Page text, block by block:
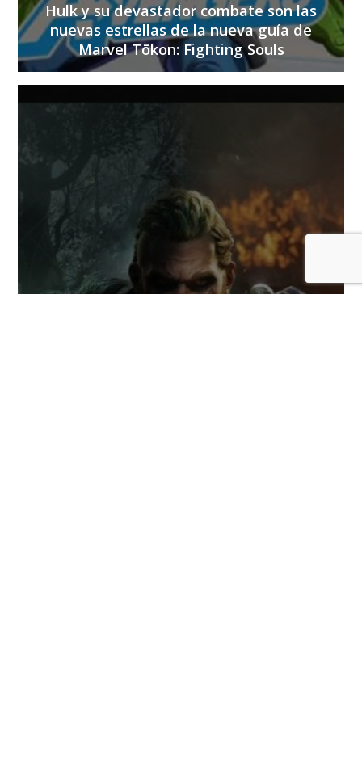
Hulk y su devastador combate son las
nuevas estrellas de la nueva guía de
Marvel Tōkon: Fighting Souls